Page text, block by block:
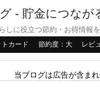
- 貯金につなが
しに役立つ節約・お得情報
カード 節約度：大 レビ
当ブログは広告が含まれ